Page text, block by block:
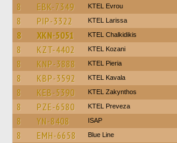
8 EBK-7349 KTEL Evrou
8 PIP-3322 KTEL Larissa
8 XKN-5051 ΚΤΕL Chalkidikis
8 KZT-4402 ΚΤΕL Kozani
8 KNP-3888 KTEL Pieria
8 KBP-3592 KTEL Kavala
8 KEB-5390 KTEL Zakynthos
8 PZE-6580 KTEL Preveza
8 YN-8408 ISAP
8 EMH-6658 Blue Line